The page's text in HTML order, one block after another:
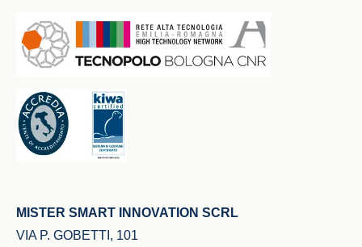
MISTER SMART INNOVATION SCRL
VIA P. GOBETTI, 101